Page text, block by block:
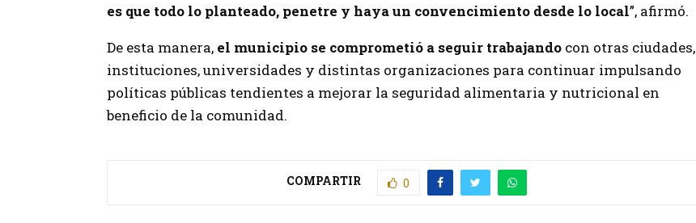
es que todo lo planteado, penetre y haya un convencimiento desde lo local”, afirmó.
De esta manera, el municipio se comprometió a seguir trabajando con otras ciudades,
instituciones, universidades y distintas organizaciones para continuar impulsando
políticas públicas tendientes a mejorar la seguridad alimentaria y nutricional en
beneficio de la comunidad.
COMPARTIR 0